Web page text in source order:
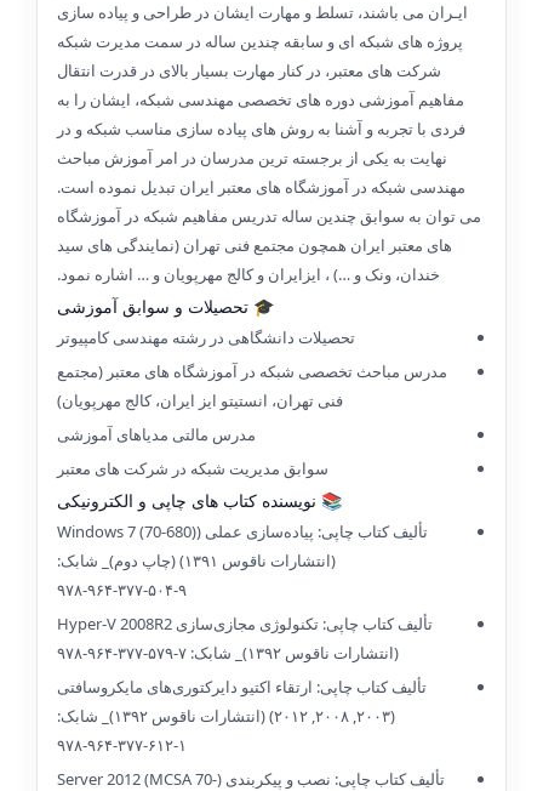
ایـران می باشند، تسلط و مهارت ایشان در طراحی و پیاده سازی
پروژه های شبکه ای و سابقه چندین ساله در سمت مدیرت شبکه
شرکت های معتبر، در کنار مهارت بسیار بالای در قدرت انتقال
مفاهیم آموزشی دوره های تخصصی مهندسی شبکه، ایشان را به
فردی با تجربه و آشنا به روش های پیاده سازی مناسب شبکه و در
نهایت به یکی از برجسته ترین مدرسان در امر آموزش مباحث
مهندسی شبکه در آموزشگاه های معتبر ایران تبدیل نموده است.
می توان به سوابق چندین ساله تدریس مفاهیم شبکه در آموزشگاه
های معتبر ایران همچون مجتمع فنی تهران (نمایندگی های سید
خندان، ونک و …) ، ایزایران و کالج مهرپویان و … اشاره نمود.
🎓 تحصیلات و سوابق آموزشی
تحصیلات دانشگاهی در رشته مهندسی کامپیوتر
مدرس مباحث تخصصی شبکه در آموزشگاه های معتبر (مجتمع
فنی تهران، انستیتو ایز ایران، کالج مهرپویان)
مدرس مالتی مدیاهای آموزشی
سوابق مدیریت شبکه در شرکت های معتبر
📚 نویسنده کتاب های چاپی و الکترونیکی
تألیف کتاب چاپی: پیاده‌سازی عملی (Windows 7 (70-680)
(انتشارات ناقوس ۱۳۹۱) (چاپ دوم)_ شابک:
۹-۵۰۴-۳۷۷-۹۶۴-۹۷۸
تألیف کتاب چاپی: تکنولوژی مجازی‌سازی Hyper-V 2008R2
(انتشارات ناقوس ۱۳۹۲)_ شابک: ۷-۵۷۹-۳۷۷-۹۶۴-۹۷۸
تألیف کتاب چاپی: ارتقاء اکتیو دایرکتوری‌های مایکروسافتی
(۲۰۰۳, ۲۰۰۸, ۲۰۱۲) (انتشارات ناقوس ۱۳۹۲)_ شابک:
۱-۶۱۲-۳۷۷-۹۶۴-۹۷۸
تألیف کتاب چاپی: نصب و پیکربندی (Server 2012 (MCSA 70-